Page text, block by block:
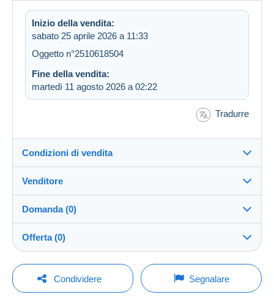
Inizio della vendita:
sabato 25 aprile 2026 a 11:33
Oggetto n°2510618504
Fine della vendita:
martedì 11 agosto 2026 a 02:22
Tradurre
Condizioni di vendita
Destinazione:
Vedi l'elenco dei paesi
Invio:
Invio dopo il pagamento
A carico dell'acquirente
Metodi di pagamento:
Venditore
pinguino07100%(962x)
Negozio
Domanda (0)
Per inviare una domanda devi aprire una
Offerta (0)
La vendita sarà prolungata di un minuto se l'offerta
viene fatta meno di un minuto prima della scadenza.
Condividere Segnalare